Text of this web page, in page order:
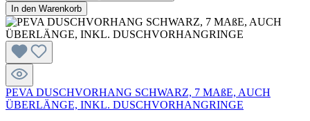
In den Warenkorb
PEVA DUSCHVORHANG SCHWARZ, 7 MAßE, AUCH
ÜBERLÄNGE, INKL. DUSCHVORHANGRINGE